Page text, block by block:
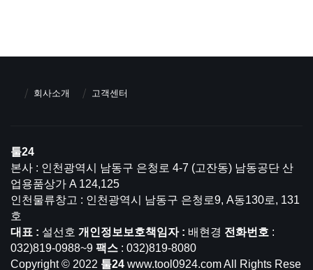
회사소개 고객센터
툴24
본사 : 인천광역시 남동구 은청로 4-7 (고잔동) 남동공단 산
업용품상가 A 124,125
인천물류창고 : 인천광역시 남동구 은청로9, A동130로, 131
호
대표 : 설선호 개인정보보호책임자 : 배현경 전화번호 :
032)819-0988~9 팩스 : 032)819-8080
Copyright © 2022 툴24 www.tool0924.com All Rights Rese